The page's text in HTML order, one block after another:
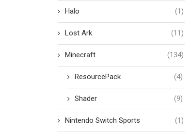
Halo (1)
Lost Ark (11)
Minecraft (134)
ResourcePack (4)
Shader (9)
Nintendo Switch Sports (1)